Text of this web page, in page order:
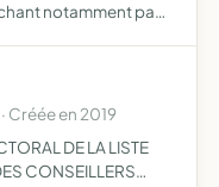
notamment par
Créée en 2019
DE LA LISTE
CONSEILLERS